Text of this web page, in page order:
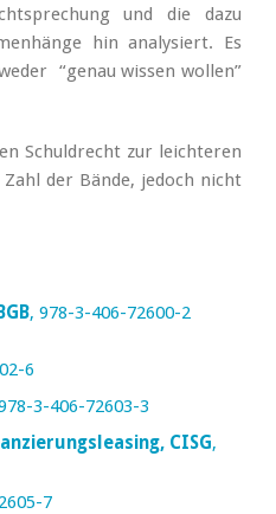
und die dazu
hin analysiert. Es
“genau wissen wollen”
Schuldrecht zur leichteren
der Bände, jedoch nicht
, 978-3-406-72600-2
6
3-406-72603-3
CISG,
7